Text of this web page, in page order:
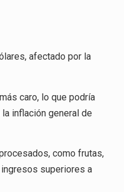
León ha alcanzado hasta
Segunda Sala Regional en…
afectado por la
caro, lo que podría
inflación general de
como frutas,
superiores a